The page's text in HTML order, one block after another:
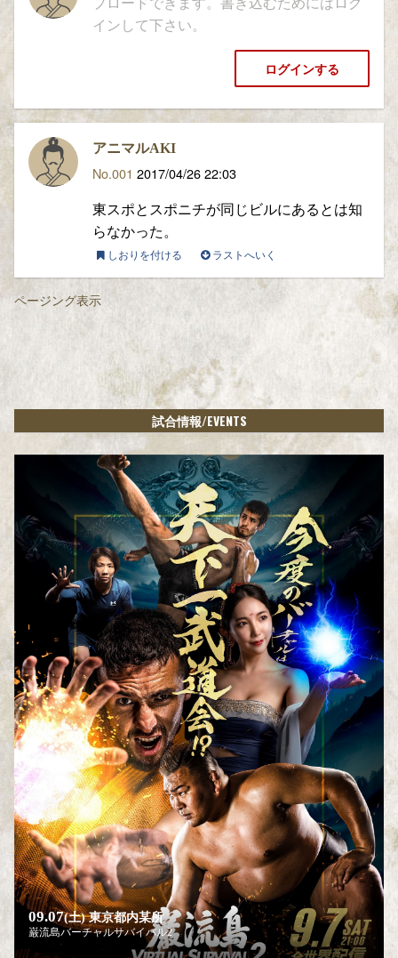
インして下さい。
ログインする
アニマルAKI
No.001 2017/04/26 22:03
東スポとスポニチが同じビルにあるとは知
らなかった。
しおりを付ける ラストへいく
ページング表示
試合情報/EVENTS
09.07(土)東京都内某所
巌流島バーチャルサバイバル2